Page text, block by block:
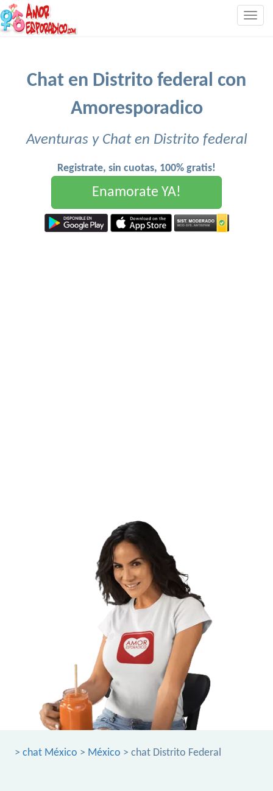
Chat en Distrito federal con
Amoresporadico
Aventuras y Chat en Distrito federal
Registrate, sin cuotas, 100% gratis!
Enamorate YA!
> chat México > México > chat Distrito Federal